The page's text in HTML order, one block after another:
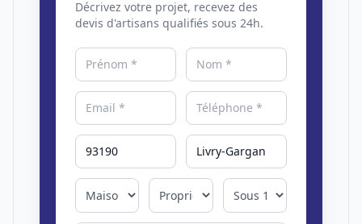
Décrivez votre projet, recevez des
devis d'artisans qualifiés sous 24h.